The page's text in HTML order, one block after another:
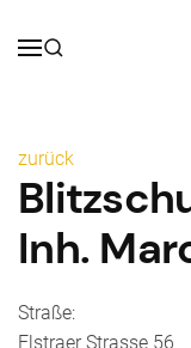
zurück
Inh.
Straße:
Elstraer Strasse 56